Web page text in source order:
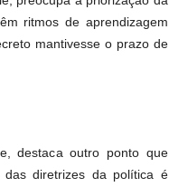
ritmos de aprendizagem
mantivesse o prazo de
destaca outro ponto que
diretrizes da política é